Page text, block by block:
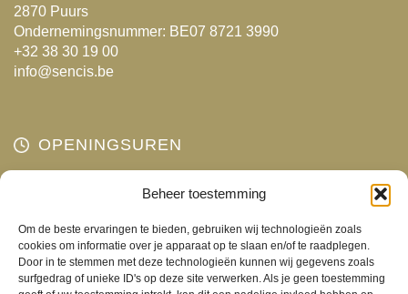
Beheer toestemming
Om de beste ervaringen te bieden, gebruiken wij technologieën zoals
cookies om informatie over je apparaat op te slaan en/of te raadplegen.
Door in te stemmen met deze technologieën kunnen wij gegevens zoals
surfgedrag of unieke ID's op deze site verwerken. Als je geen toestemming
op
de
2870 Puurs
Ondernemingsnummer: BE07 8721 3990
+32 38 30 19 00
info@sencis.be
OPENINGSUREN
Gesloten
Woensdag
10:00 - 18:00
Donderdag
10:00 - 18:00